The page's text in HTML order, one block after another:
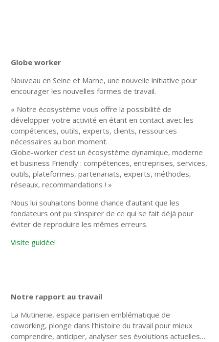
Globe worker
Nouveau en Seine et Marne, une nouvelle initiative pour
encourager les nouvelles formes de travail.
« Notre écosystème vous offre la possibilité de
développer votre activité en étant en contact avec les
compétences, outils, experts, clients, ressources
nécessaires au bon moment.
Globe-worker c’est un écosystème dynamique, moderne
et business Friendly : compétences, entreprises, services,
outils, plateformes, partenariats, experts, méthodes,
réseaux, recommandations ! »
Nous lui souhaitons bonne chance d’autant que les
fondateurs ont pu s’inspirer de ce qui se fait déjà pour
éviter de reproduire les mêmes erreurs.
Visite guidée!
Notre rapport au travail
La Mutinerie, espace parisien emblématique de
coworking, plonge dans l’histoire du travail pour mieux
comprendre, anticiper, analyser ses évolutions actuelles…